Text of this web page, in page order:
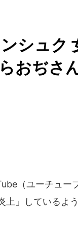
シュク
おぢさ
（ユーチュー
」しているよう